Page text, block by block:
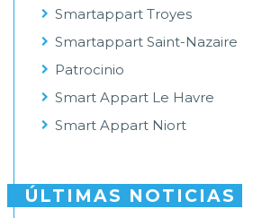
Smartappart Troyes
Smartappart Saint-Nazaire
Patrocinio
Smart Appart Le Havre
Smart Appart Niort
ÚLTIMAS NOTICIAS